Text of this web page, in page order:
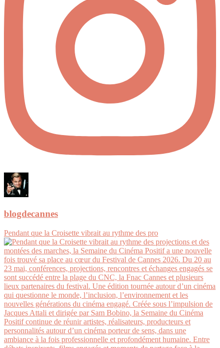
blogdecannes
Pendant que la Croisette vibrait au rythme des pro